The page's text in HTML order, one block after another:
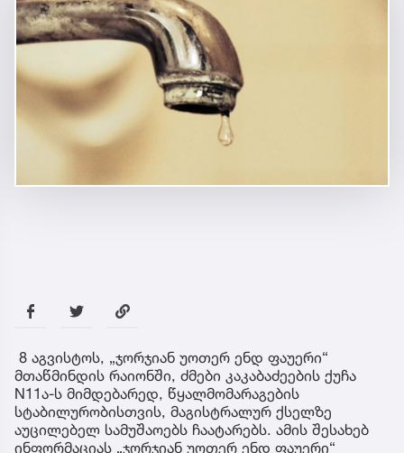
8 აგვისტოს, „ჯორჯიან უოთერ ენდ ფაუერი“
მთაწმინდის რაიონში, ძმები კაკაბაძეების ქუჩა
N11ა-ს მიმდებარედ, წყალმომარაგების
სტაბილურობისთვის, მაგისტრალურ ქსელზე
აუცილებელ სამუშაოებს ჩაატარებს. ამის შესახებ
ინფორმაციას „ჯორჯიან უოთერ ენდ ფაუერი“